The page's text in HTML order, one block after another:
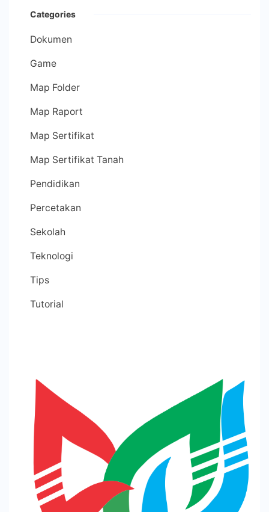
Categories
Dokumen
Game
Map Folder
Map Raport
Map Sertifikat
Map Sertifikat Tanah
Pendidikan
Percetakan
Sekolah
Teknologi
Tips
Tutorial